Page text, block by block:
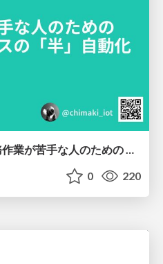
[ChatGPT Work LT]事務作業が苦手な人のための バックオフィスの「半」自動化
0 220